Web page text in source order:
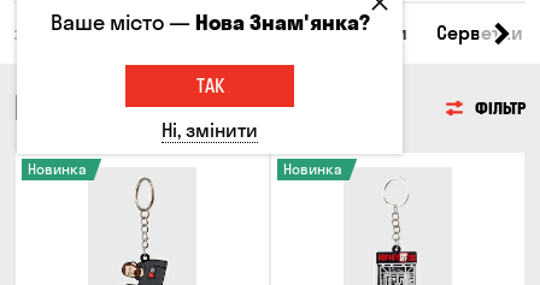
Келихи та кухлі Брелоки Стікери Серветки
БРЕЛОКИ ФІЛЬТР
Новинка Новинка
Ваше місто —Нова Знам'янка?
ТАК
Ні, змінити